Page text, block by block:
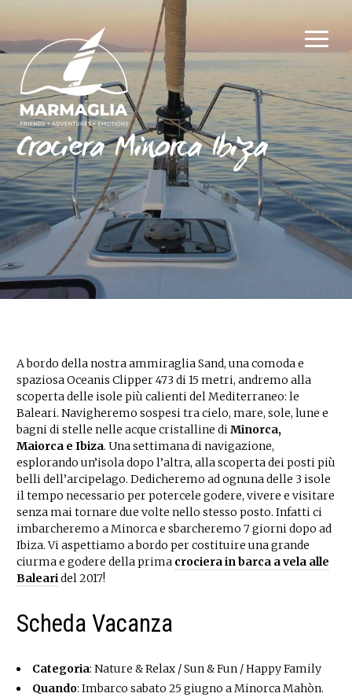
Crociera Minorca Ibiza
A bordo della nostra ammiraglia Sand, una comoda e
spaziosa Oceanis Clipper 473 di 15 metri, andremo alla
scoperta delle isole più calienti del Mediterraneo: le
Baleari. Navigheremo sospesi tra cielo, mare, sole, lune e
bagni di stelle nelle acque cristalline diMinorca,
Maiorca e Ibiza. Una settimana di navigazione,
esplorando un’isola dopo l’altra, alla scoperta dei posti più
belli dell’arcipelago. Dedicheremo ad ognuna delle 3 isole
il tempo necessario per potercele godere, vivere e visitare
senza mai tornare due volte nello stesso posto. Infatti ci
imbarcheremo a Minorca e sbarcheremo 7 giorni dopo ad
Ibiza. Vi aspettiamo a bordo per costituire una grande
ciurma e godere della prima crociera in barca a vela alle
Balearidel 2017!
Scheda Vacanza
Categoria: Nature & Relax / Sun & Fun / Happy Family
Quando: Imbarco sabato 25 giugno a Minorca Mahòn.